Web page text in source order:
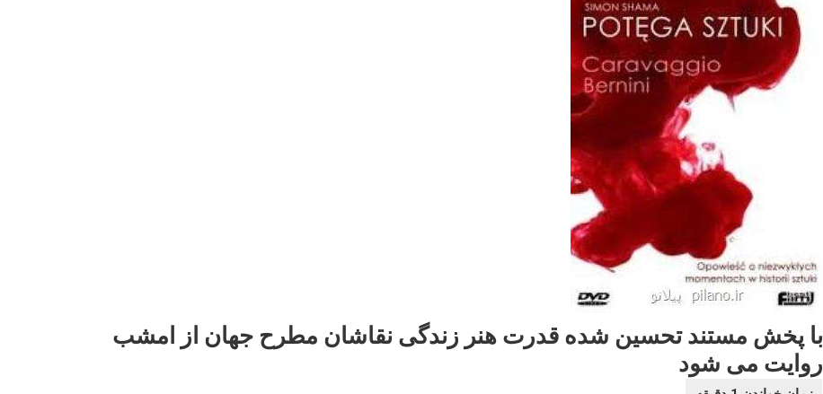
با پخش مستند تحسین شده قدرت هنر زندگی نقاشان مطرح جهان از امشب
روایت می شود